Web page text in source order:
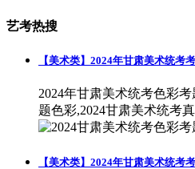
艺考热搜
【美术类】2024年甘肃美术统考
2024年甘肃美术统考色彩
题色彩,2024甘肃美术统考真
【美术类】2024年甘肃美术统考